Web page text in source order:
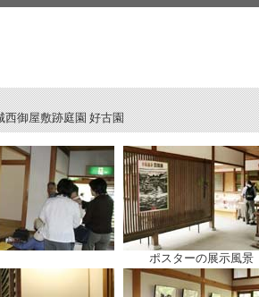
御屋敷跡庭園 好古園
ポスターの展示風景